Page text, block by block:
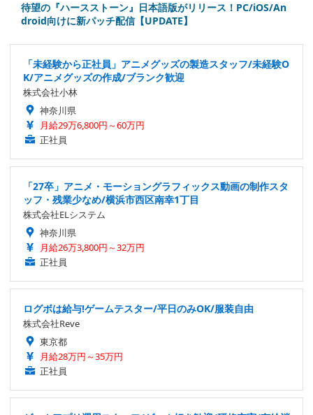
待望の『ハースストーン』日本語版がリリース！PC/iOS/An
droid向けに新パッチ配信【UPDATE】
「未経験から正社員」アニメグッズの製造スタッフ/未経験O
K/アニメグッズの作成/ブランク歓迎
株式会社小林
神奈川県
月給29万6,800円～60万円
正社員
「27卒」アニメ・モーショングラフィックス動画の制作スタ
ッフ・残業少なめ/横浜市西区南幸1丁目
株式会社ELシステム
神奈川県
月給26万3,800円～32万円
正社員
ログボは給与!ゲームテスター/平日のみOK/服装自由
株式会社Reve
東京都
月給28万円～35万円
正社員